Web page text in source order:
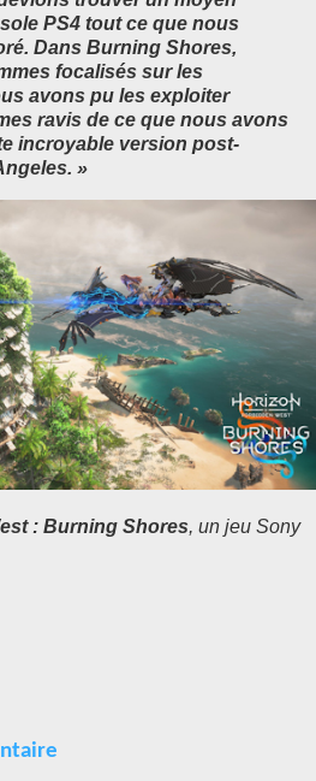
PS4 tout ce que nous
Dans Burning Shores,
focalisés sur les
avons pu les exploiter
ravis de ce que nous avons
incroyable version post-
»
: Burning Shores, un jeu Sony